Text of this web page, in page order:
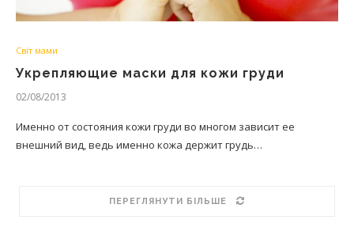
Світ мами
Укрепляющие маски для кожи груди
02/08/2013
Именно от состояния кожи груди во многом зависит ее
внешний вид, ведь именно кожа держит грудь…
ПЕРЕГЛЯНУТИ БІЛЬШЕ